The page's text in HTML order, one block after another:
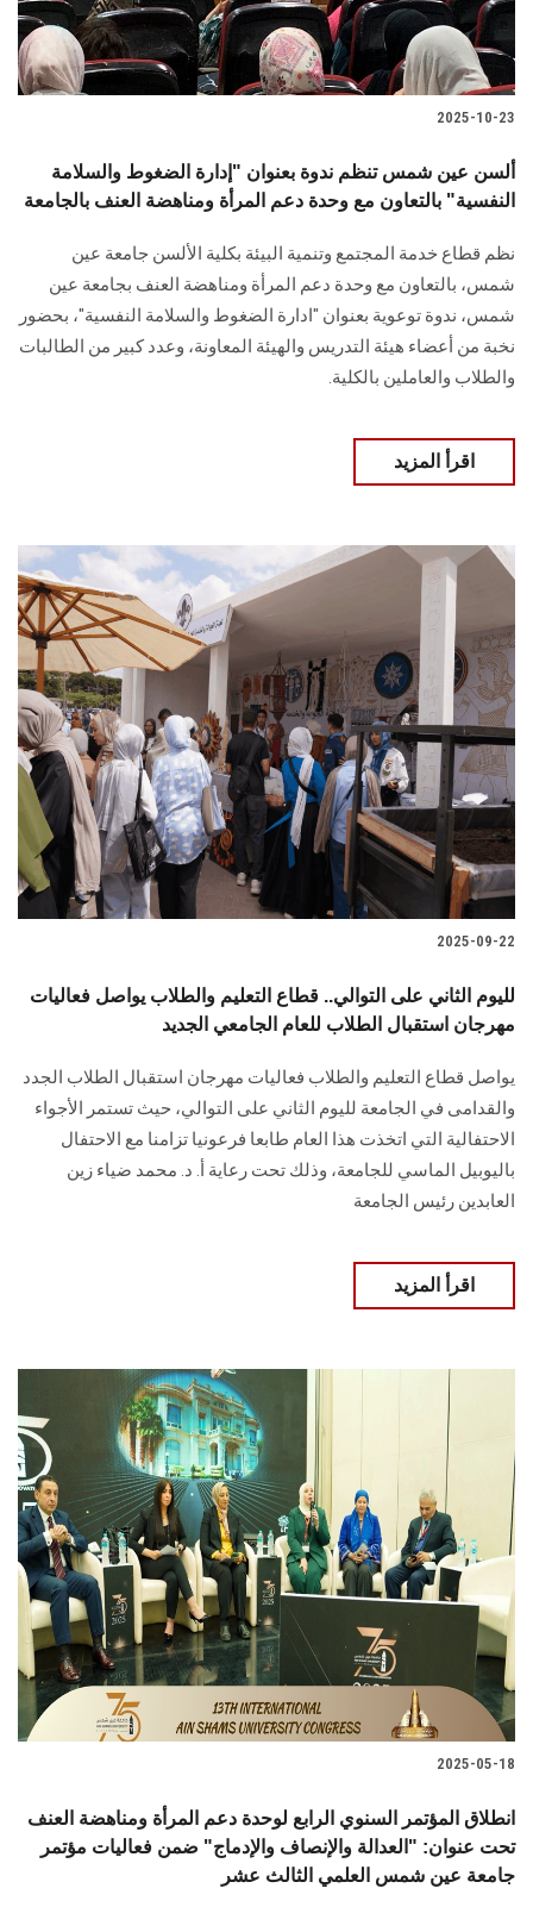
2025-10-23
ألسن عين شمس تنظم ندوة بعنوان "إدارة الضغوط والسلامة
النفسية" بالتعاون مع وحدة دعم المرأة ومناهضة العنف بالجامعة
نظم قطاع خدمة المجتمع وتنمية البيئة بكلية الألسن جامعة عين
شمس، بالتعاون مع وحدة دعم المرأة ومناهضة العنف بجامعة عين
شمس، ندوة توعوية بعنوان "ادارة الضغوط والسلامة النفسية"، بحضور
نخبة من أعضاء هيئة التدريس والهيئة المعاونة، وعدد كبير من الطالبات
والطلاب والعاملين بالكلية.
اقرأ المزيد
2025-09-22
لليوم الثاني على التوالي.. قطاع التعليم والطلاب يواصل فعاليات
مهرجان استقبال الطلاب للعام الجامعي الجديد
يواصل قطاع التعليم والطلاب فعاليات مهرجان استقبال الطلاب الجدد
والقدامى في الجامعة لليوم الثاني على التوالي، حيث تستمر الأجواء
الاحتفالية التي اتخذت هذا العام طابعا فرعونيا تزامنا مع الاحتفال
باليوبيل الماسي للجامعة، وذلك تحت رعاية أ. د. محمد ضياء زين
العابدين رئيس الجامعة
اقرأ المزيد
2025-05-18
انطلاق المؤتمر السنوي الرابع لوحدة دعم المرأة ومناهضة العنف
تحت عنوان: "العدالة والإنصاف والإدماج" ضمن فعاليات مؤتمر
جامعة عين شمس العلمي الثالث عشر